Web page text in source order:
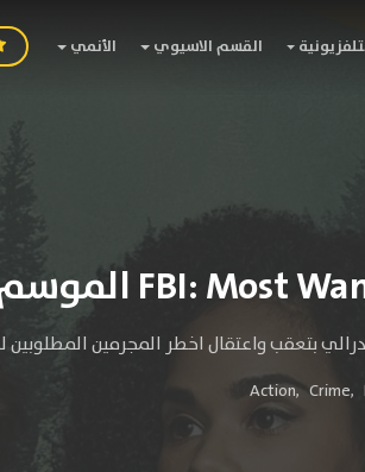
القسم الاسيوي الأنمي
بتعقب واعتقال اخطر المجرمين المطلوبين
Action, Crime,